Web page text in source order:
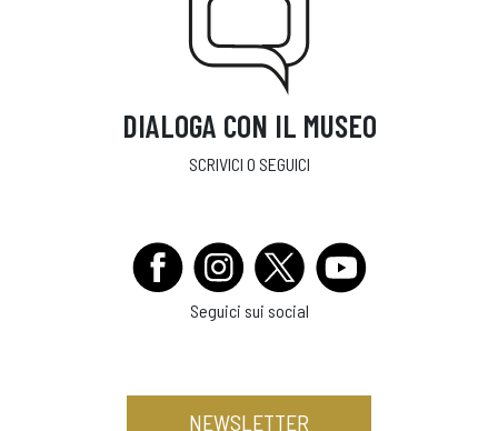
DIALOGA CON IL MUSEO
SCRIVICI O SEGUICI
Seguici sui social
NEWSLETTER